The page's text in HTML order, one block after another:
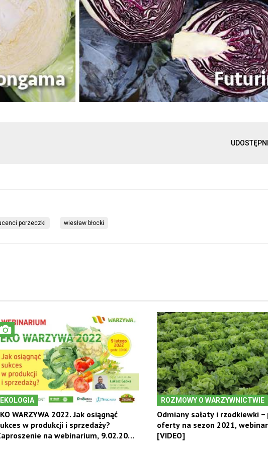
porzeczki wiesław błocki
EKOLOGIA
WARZYWA 2022. Jak osiągnąć
w produkcji i sprzedaży?
na webinarium, 9.02.2022
ROZMOWY O WARZYWNICTWIE
Odmiany sałaty i rzodkiewki −
oferty na sezon 2021,
[VIDEO]